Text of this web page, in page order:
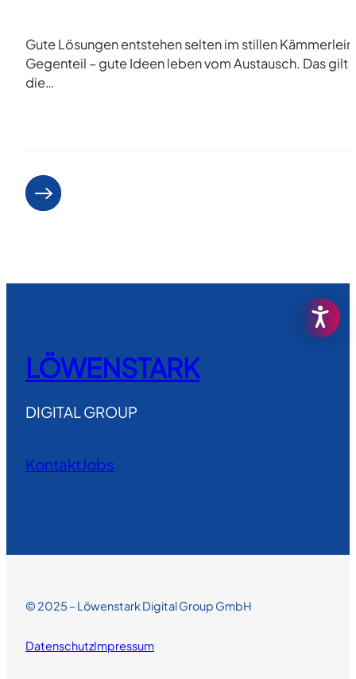
Gute Lösungen entstehen selten im stillen
Gegenteil – gute Ideen leben vom Austausch. Das gilt
die…
Weiterlesen
LÖWENSTARK
DIGITAL GROUP
KontaktJobs
© 2025 – Löwenstark Digital Group GmbH
DatenschutzImpressum